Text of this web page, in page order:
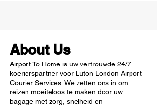
About Us
Airport To Home is uw vertrouwde 24/7
koerierspartner voor Luton London Airport
Courier Services. We zetten ons in om
reizen moeiteloos te maken door uw
bagage met zorg, snelheid en